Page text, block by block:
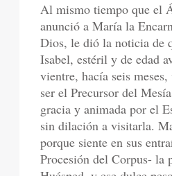
Al mismo tiempo que el
anunció a María la
Dios, le dió la noticia de
Isabel, estéril y de edad
vientre, hacía seis
ser el Precursor del
gracia y animada por el
sin dilación a visitarla.
porque siente en sus
Procesión del Corpus- la